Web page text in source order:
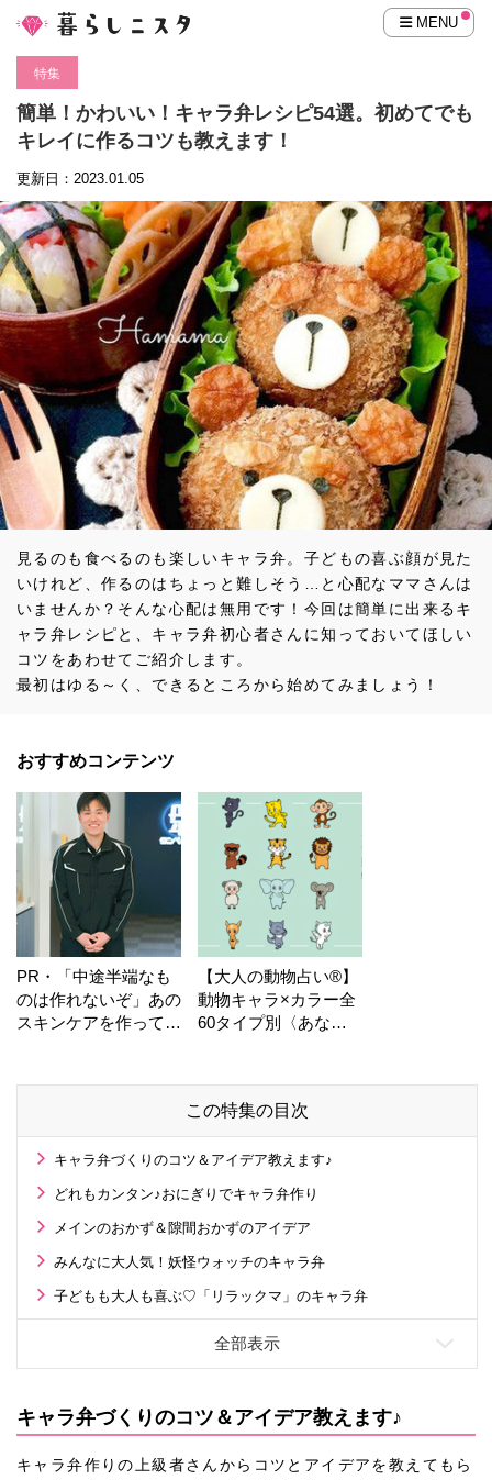
MENU
特集
簡単！かわいい！キャラ弁レシピ54選。初めてでも
キレイに作るコツも教えます！
更新日：2023.01.05
見るのも食べるのも楽しいキャラ弁。子どもの喜ぶ顔が見た
いけれど、作るのはちょっと難しそう…と心配なママさんは
いませんか？そんな心配は無用です！今回は簡単に出来るキ
ャラ弁レシピと、キャラ弁初心者さんに知っておいてほしい
コツをあわせてご紹介します。
最初はゆる～く、できるところから始めてみましょう！
おすすめコンテンツ
PR・「中途半端なも
のは作れないぞ」あの
スキンケアを作ってい
【大人の動物占い®】
動物キャラ×カラー全
60タイプ別〈あなた
この特集の目次
キャラ弁づくりのコツ＆アイデア教えます♪
どれもカンタン♪おにぎりでキャラ弁作り
メインのおかず＆隙間おかずのアイデア
みんなに大人気！妖怪ウォッチのキャラ弁
子どもも大人も喜ぶ♡「リラックマ」のキャラ弁
キャラ弁づくりのコツ＆アイデア教えます♪
キャラ弁作りの上級者さんからコツとアイデアを教えてもら